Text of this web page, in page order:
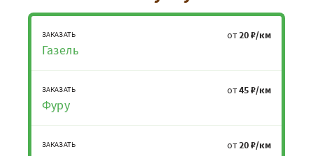
ЗАКАЗАТЬ
Газель
от20 ₽/км
ЗАКАЗАТЬ
Фуру
от45 ₽/км
ЗАКАЗАТЬ от20 ₽/км